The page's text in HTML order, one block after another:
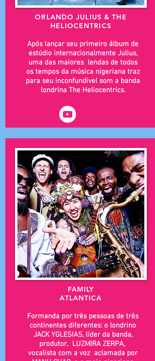
ORLANDO JULIUS & THE
HELIOCENTRICS
Após lançar seu primeiro álbum de
estúdio internacionalmente Julius,
uma das maiores lendas de todos
os tempos da música nigeriana traz
para seu inconfundivel som a banda
londrina The Heliocentrics.
FAMILY
ATLANTICA
Formanda por três pessoas de três
continentes diferentes: o londrino
JACK YGLESIAS, líder da banda,
produtor, LUZMIRA ZERPA,
vocalista com a voz aclamada por